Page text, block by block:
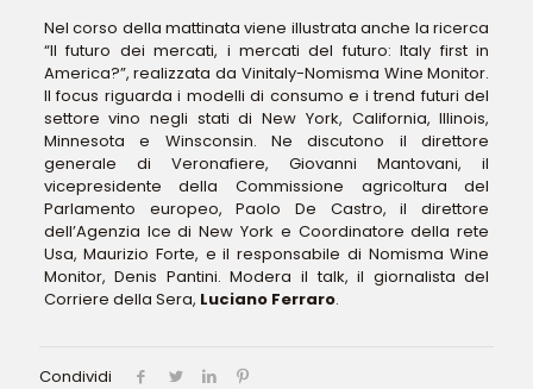
Nel corso della mattinata viene illustrata anche la ricerca
“Il futuro dei mercati, i mercati del futuro: Italy first in
America?”, realizzata da Vinitaly-Nomisma Wine Monitor.
Il focus riguarda i modelli di consumo e i trend futuri del
settore vino negli stati di New York, California, Illinois,
Minnesota e Winsconsin. Ne discutono il direttore
generale di Veronafiere, Giovanni Mantovani, il
vicepresidente della Commissione agricoltura del
Parlamento europeo, Paolo De Castro, il direttore
dell’Agenzia Ice di New York e Coordinatore della rete
Usa, Maurizio Forte, e il responsabile di Nomisma Wine
Monitor, Denis Pantini. Modera il talk, il giornalista del
Corriere della Sera, Luciano Ferraro.
Condividi